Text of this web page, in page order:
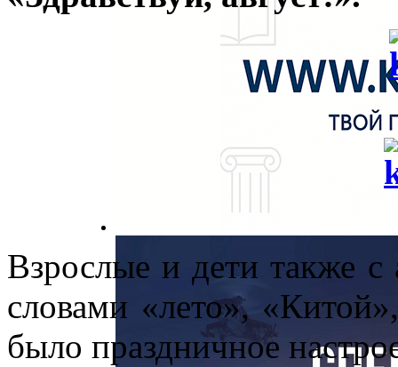
Взрослые и дети также с
словами «лето»,
было праздничное